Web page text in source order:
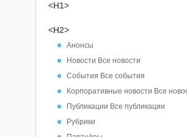
<H1>
<H2>
Анонсы
Новости Все новости
События Все события
Корпоративные новости Все
Публикации Все публикации
Рубрики